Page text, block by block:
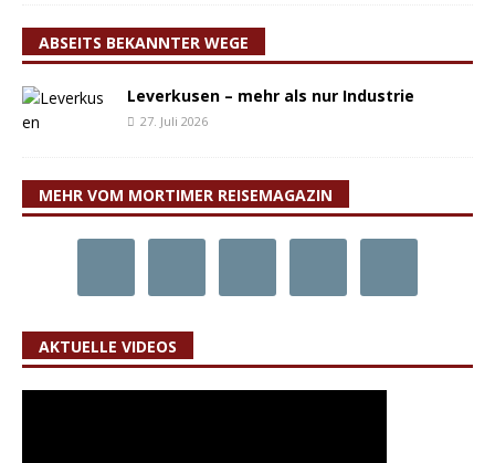
ABSEITS BEKANNTER WEGE
Leverkusen – mehr als nur Industrie
27. Juli 2026
MEHR VOM MORTIMER REISEMAGAZIN
AKTUELLE VIDEOS